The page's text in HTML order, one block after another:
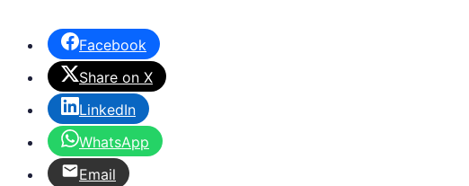
Facebook
Share on X
LinkedIn
WhatsApp
Email